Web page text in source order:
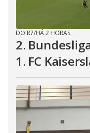
DO R7/HÁ 2 HORAS
2.
1. FC